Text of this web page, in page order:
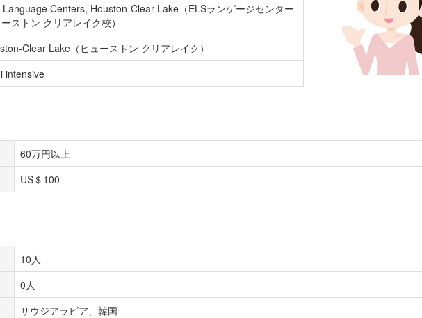
Language Centers, Houston-Clear Lake（ELSランゲージセンター
ストン クリアレイク校）
Clear Lake（ヒューストン クリアレイク）
intensive
60万円以上
US＄100
10人
0人
サウジアラビア、韓国